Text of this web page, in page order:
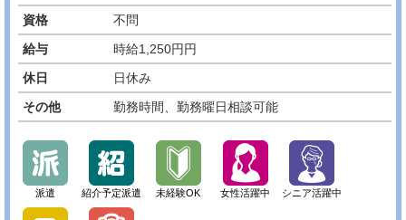
資格
不問
給与
時給1,250円円
休日
日休み
その他
勤務時間、勤務曜日相談可能
派遣 紹介予定派遣 未経験OK 女性活躍中 シニア活躍中